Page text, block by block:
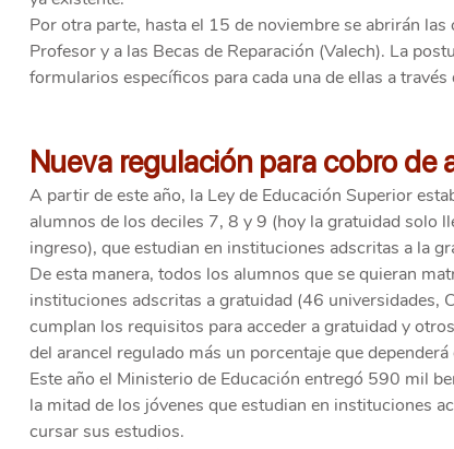
Por otra parte, hasta el 15 de noviembre se abrirán
Profesor y a las Becas de Reparación (Valech). La
formularios específicos para cada una de ellas a
Nueva regulación para cobro de
A partir de este año, la Ley de Educación Superior
alumnos de los deciles 7, 8 y 9 (hoy la gratuidad solo
ingreso), que estudian en instituciones adscritas a la
De esta manera, todos los alumnos que se quieran
instituciones adscritas a gratuidad (46 universidades,
cumplan los requisitos para acceder a gratuidad y
del arancel regulado más un porcentaje que
Este año el Ministerio de Educación entregó 590 mil
la mitad de los jóvenes que estudian en instituciones
cursar sus estudios.